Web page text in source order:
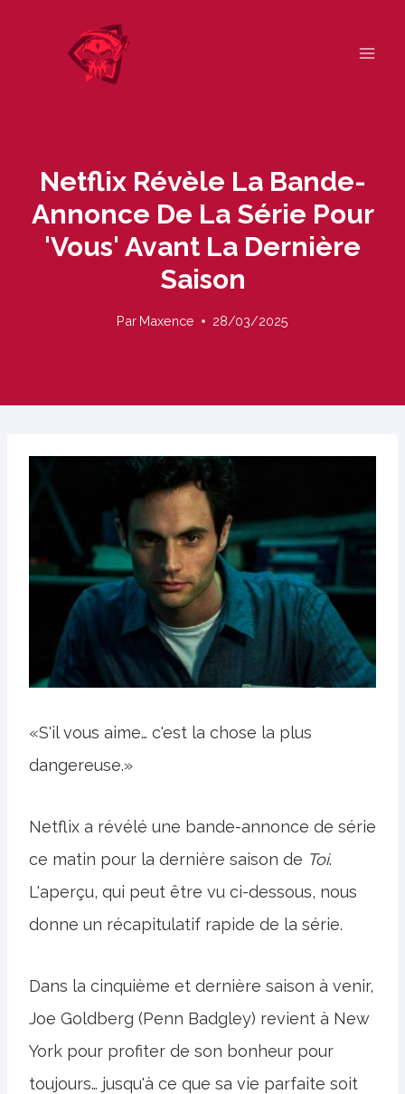
Netflix Révèle La Bande-
Annonce De La Série Pour
'vous' Avant La Dernière
Saison
Par Maxence 28/03/2025
«S'il vous aime… c'est la chose la plus
dangereuse.»
Netflix a révélé une bande-annonce de série
ce matin pour la dernière saison de Toi.
L'aperçu, qui peut être vu ci-dessous, nous
donne un récapitulatif rapide de la série.
Dans la cinquième et dernière saison à venir,
Joe Goldberg (Penn Badgley) revient à New
York pour profiter de son bonheur pour
toujours… jusqu'à ce que sa vie parfaite soit